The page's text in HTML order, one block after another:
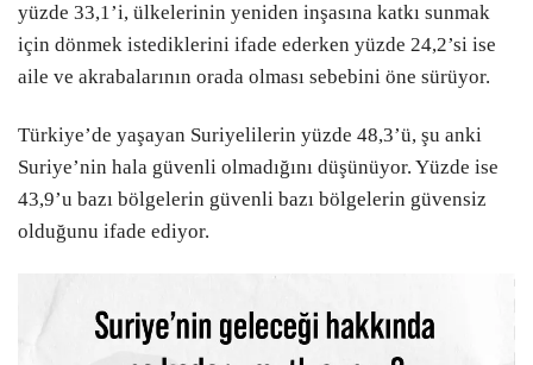
yüzde 33,1’i, ülkelerinin yeniden inşasına katkı sunmak
için dönmek istediklerini ifade ederken yüzde 24,2’si ise
aile ve akrabalarının orada olması sebebini öne sürüyor.
Türkiye’de yaşayan Suriyelilerin yüzde 48,3’ü, şu anki
Suriye’nin hala güvenli olmadığını düşünüyor. Yüzde ise
43,9’u bazı bölgelerin güvenli bazı bölgelerin güvensiz
olduğunu ifade ediyor.